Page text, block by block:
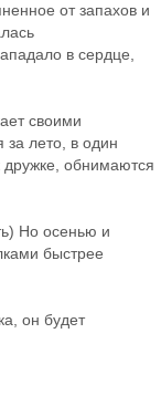
от запахов и
в сердце,
своими
за лето, в один
дружке, обнимаются
Но осенью и
быстрее
он будет